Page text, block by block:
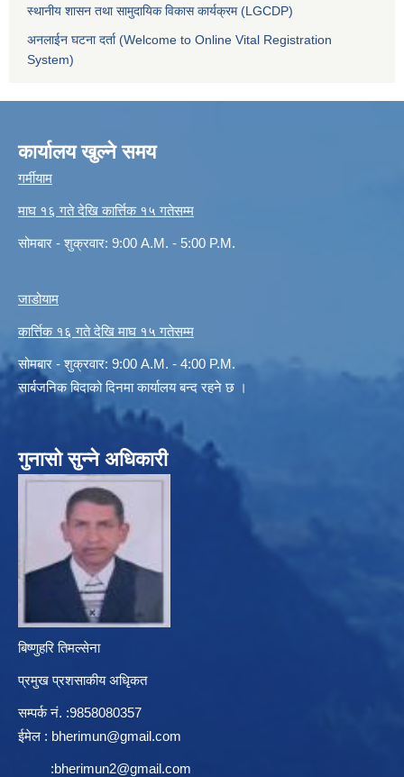
स्थानीय शासन तथा सामुदायिक विकास कार्यक्रम (LGCDP)
अनलाईन घटना दर्ता (Welcome to Online Vital Registration
System)
कार्यालय खुल्ने समय
गर्मीयाम
माघ १६ गते देखि कार्त्तिक १५ गतेसम्म
सोमबार - शुक्रवार: 9:00 A.M. - 5:00 P.M.
जाडोयाम
कार्त्तिक १६ गते देखि माघ १५ गतेसम्म
सोमबार - शुक्रवार: 9:00 A.M. - 4:00 P.M.
सार्बजनिक बिदाको दिनमा कार्यालय बन्द रहने छ ।
गुनासो सुन्ने अधिकारी
बिष्णुहरि तिमल्सेना
प्रमुख प्रशसाकीय अधिृकत
सम्पर्क न‌ं. :9858080357
ईमेल : bherimun@gmail.com
:bherimun2@gmail.com